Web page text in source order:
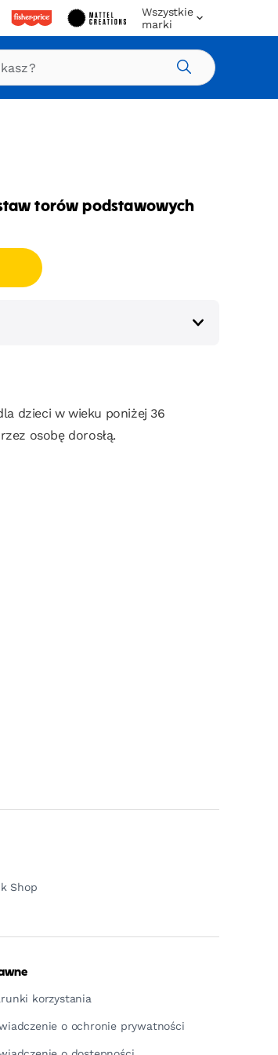
Wszystkie
marki
Szukaj
torów podstawowych
dzieci w wieku poniżej 36
osobę dorosłą.
Shop
korzystania
o ochronie prywatności